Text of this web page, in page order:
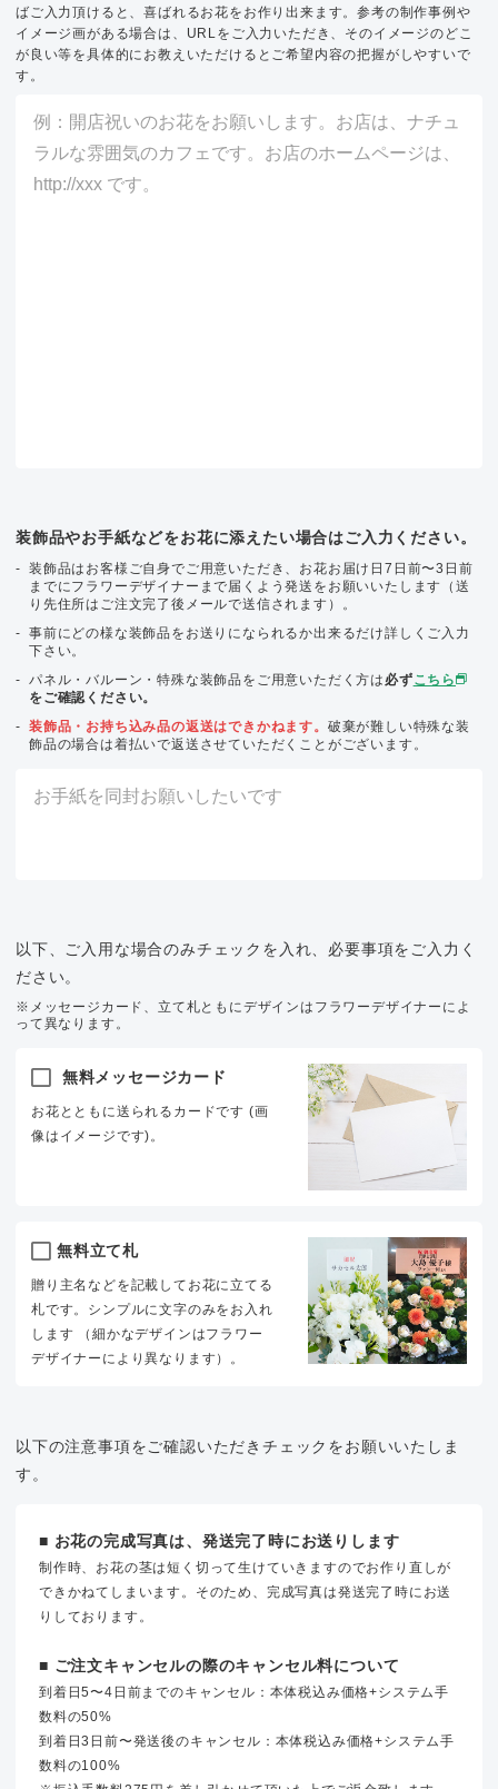
ばご入力頂けると、喜ばれるお花をお作り出来ます。参考の制作事例や
イメージ画がある場合は、URLをご入力いただき、そのイメージのどこ
が良い等を具体的にお教えいただけるとご希望内容の把握がしやすいで
す。
装飾品やお手紙などをお花に添えたい場合はご入力ください。
装飾品はお客様ご自身でご用意いただき、お花お届け日7日前〜3日前
までにフラワーデザイナーまで届くよう発送をお願いいたします（送
り先住所はご注文完了後メールで送信されます）。
事前にどの様な装飾品をお送りになられるか出来るだけ詳しくご入力
下さい。
パネル・バルーン・特殊な装飾品をご用意いただく方は 必ずこちら
をご確認ください。
装飾品・お持ち込み品の返送はできかねます。 破棄が難しい特殊な装
飾品の場合は着払いで返送させていただくことがございます。
以下、ご入用な場合のみチェックを入れ、必要事項をご入力く
ださい。
※メッセージカード、立て札ともにデザインはフラワーデザイナーによ
って異なります。
無料メッセージカード
お花とともに送られるカードです (画
像はイメージです)。
無料立て札
贈り主名などを記載してお花に立てる
札です。シンプルに文字のみをお入れ
します （細かなデザインはフラワー
デザイナーにより異なります）。
以下の注意事項をご確認いただきチェックをお願いいたしま
す。
■ お花の完成写真は、発送完了時にお送りします
制作時、お花の茎は短く切って生けていきますのでお作り直しが
できかねてしまいます。そのため、完成写真は発送完了時にお送
りしております。
■ ご注文キャンセルの際のキャンセル料について
到着日5〜4日前までのキャンセル：本体税込み価格+システム手
数料の50%
到着日3日前〜発送後のキャンセル：本体税込み価格+システム手
数料の100%